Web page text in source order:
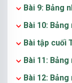
Bài 9: Bảng
Bài 10:
Bài tập cuối
Bài 11:
Bài 12: